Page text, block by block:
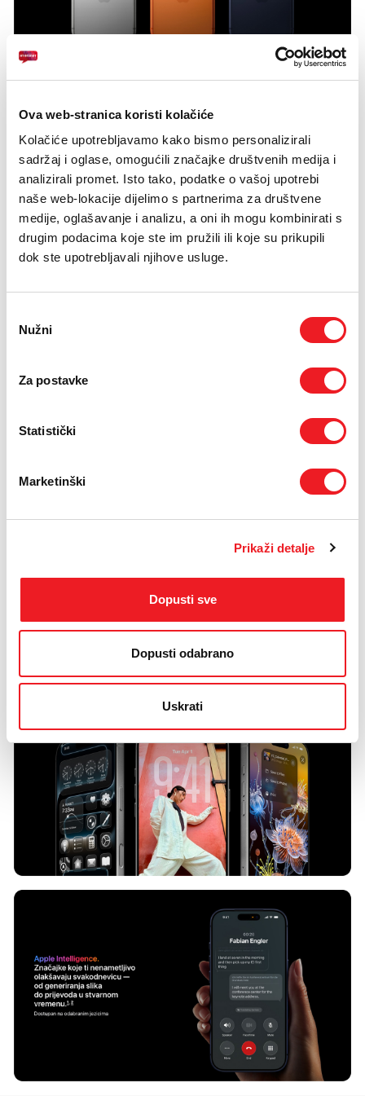
Ova web-stranica koristi kolačiće
Kolačiće upotrebljavamo kako bismo personalizirali
sadržaj i oglase, omogućili značajke društvenih medija i
analizirali promet. Isto tako, podatke o vašoj upotrebi
naše web-lokacije dijelimo s partnerima za društvene
medije, oglašavanje i analizu, a oni ih mogu kombinirati s
drugim podacima koje ste im pružili ili koje su prikupili
dok ste upotrebljavali njihove usluge.
pristanka
Nužni
Za postavke
Statistički
Marketinški
Prikaži detalje
Dopusti sve
Dopusti odabrano
Uskrati